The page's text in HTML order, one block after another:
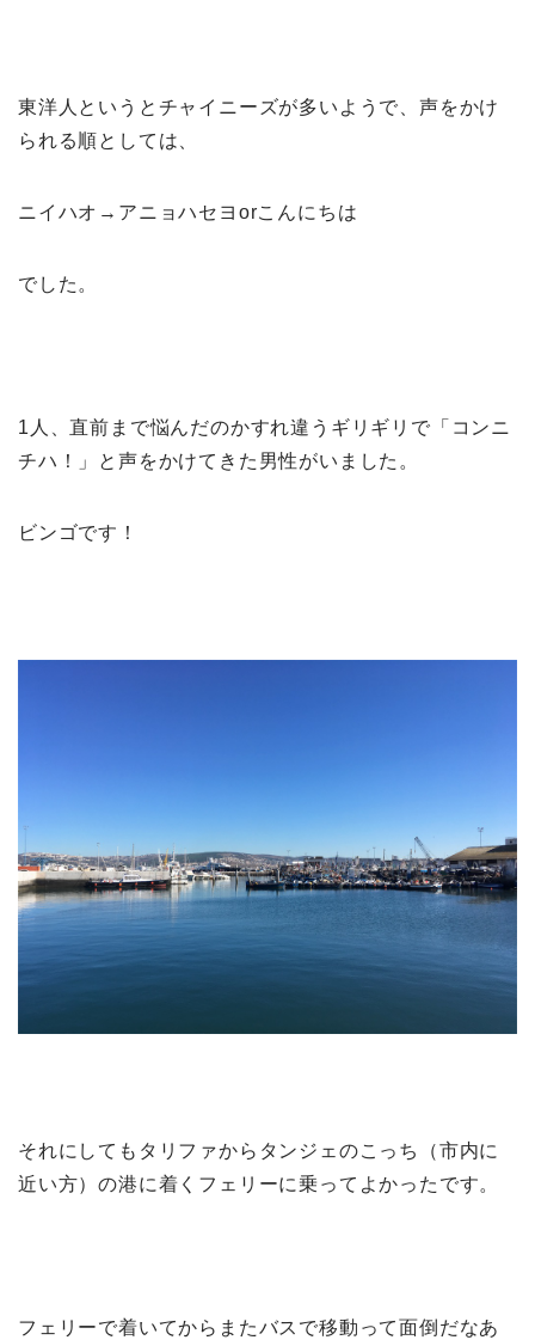
東洋人というとチャイニーズが多いようで、声をかけ
られる順としては、
ニイハオ→アニョハセヨorこんにちは
でした。
1人、直前まで悩んだのかすれ違うギリギリで「コンニ
チハ！」と声をかけてきた男性がいました。
ビンゴです！
それにしてもタリファからタンジェのこっち（市内に
近い方）の港に着くフェリーに乗ってよかったです。
フェリーで着いてからまたバスで移動って面倒だなあ